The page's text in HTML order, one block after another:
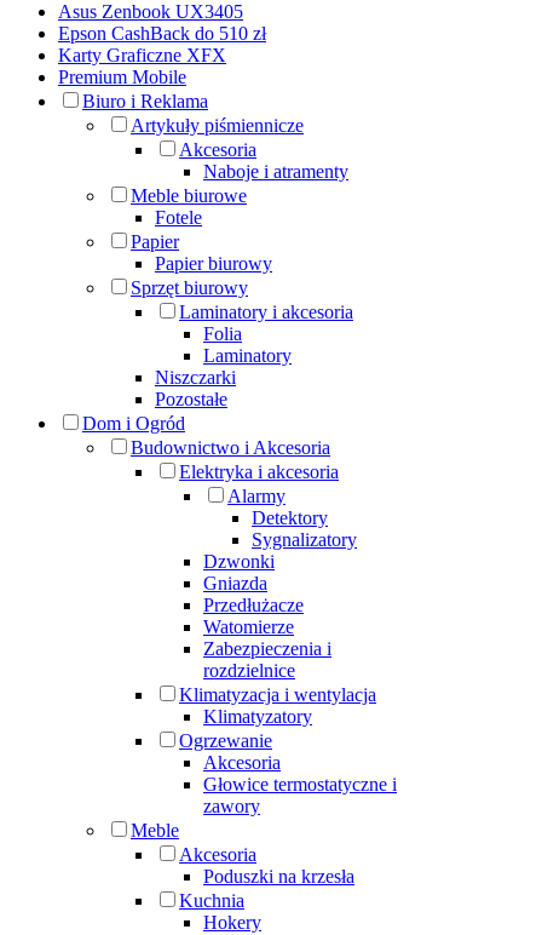
Asus Zenbook UX3405
Epson CashBack do 510 zł
Karty Graficzne XFX
Premium Mobile
Biuro i Reklama
Artykuły piśmiennicze
Akcesoria
Naboje i atramenty
Meble biurowe
Fotele
Papier
Papier biurowy
Sprzęt biurowy
Laminatory i akcesoria
Folia
Laminatory
Niszczarki
Pozostałe
Dom i Ogród
Budownictwo i Akcesoria
Elektryka i akcesoria
Alarmy
Detektory
Sygnalizatory
Dzwonki
Gniazda
Przedłużacze
Watomierze
Zabezpieczenia i
rozdzielnice
Klimatyzacja i wentylacja
Klimatyzatory
Ogrzewanie
Akcesoria
Głowice termostatyczne i
zawory
Meble
Akcesoria
Poduszki na krzesła
Kuchnia
Hokery